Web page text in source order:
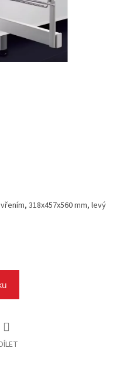
318x457x560 mm, levý